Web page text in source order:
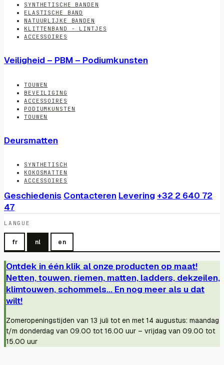
SYNTHETISCHE BANDEN
ELASTISCHE BAND
NATUURLIJKE BANDEN
KLITTENBAND - LINTJES
ACCESSOIRES
Veiligheid – PBM – Podiumkunsten
TOUWEN
BEVEILIGING
ACCESSOIRES
PODIUMKUNSTEN
TOUWEN
Deursmatten
SYNTHETISCH
KOKOSMATTEN
ACCESSOIRES
Geschiedenis Contacteren Levering +32 2 640 72
47
LANGUE
fr nl en
Ontdek in één klik al onze producten op maat!
Netten, touwen, riemen, matten, ladders, dekzeilen,
klimtouwen, schommels... En nog meer als u dat
wilt!
Zomeropeningstijden van 13 juli tot en met 14 augustus: maandag
t/m donderdag van 09.00 tot 16.00 uur – vrijdag van 09.00 tot
15.00 uur